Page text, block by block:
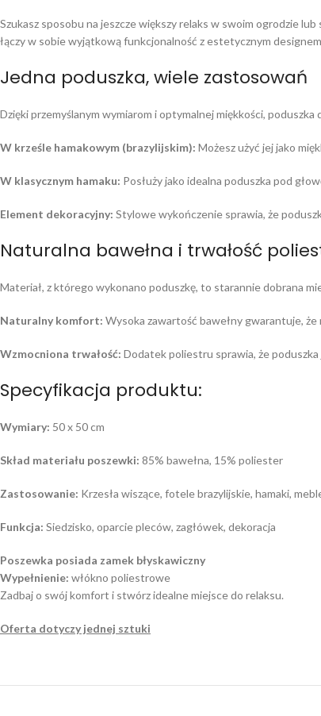
Szukasz sposobu na jeszcze większy relaks w swoim ogrodzie lub
łączy w sobie wyjątkową funkcjonalność z estetycznym
Jedna poduszka, wiele zastosowań
Dzięki przemyślanym wymiarom i optymalnej miękkości,
W krześle hamakowym (brazylijskim): Możesz użyć jej jako
W klasycznym hamaku: Posłuży jako idealna poduszka pod
Element dekoracyjny: Stylowe wykończenie sprawia, że
Naturalna bawełna i trwałość
Materiał, z którego wykonano poduszkę, to starannie dobrana
Naturalny komfort: Wysoka zawartość bawełny gwarantuje,
Wzmocniona trwałość: Dodatek poliestru sprawia, że
Specyfikacja produktu:
Wymiary: 50 x 50 cm
Skład materiału poszewki: 85% bawełna, 15% poliester
Zastosowanie: Krzesła wiszące, fotele brazylijskie, hamaki,
Funkcja: Siedzisko, oparcie pleców, zagłówek, dekoracja
Poszewka posiada zamek błyskawiczny
Wypełnienie: włókno poliestrowe
Zadbaj o swój komfort i stwórz idealne miejsce do relaksu.
Oferta dotyczy jednej sztuki